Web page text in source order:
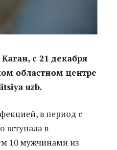
с 21 декабря
областном центре
uzb.
в период с
вступала в
10 мужчинами из